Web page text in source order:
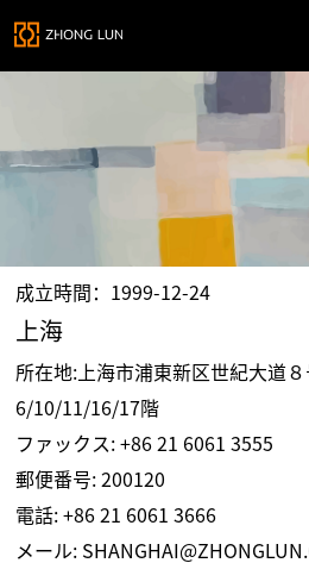
成立時間：1999-12-24
上海
所在地:上海市浦東新区世紀大道
6/10/11/16/17階
ファックス: +86 21 6061 3555
郵便番号: 200120
電話:+86 21 6061 3666
メール: